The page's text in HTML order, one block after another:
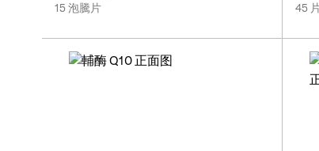
Size:
15 泡騰片
Size:
45